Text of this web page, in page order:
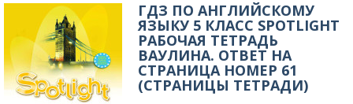
ГДЗ ПО АНГЛИЙСКОМУ
ЯЗЫКУ 5 КЛАСС SPOTLIGHT
РАБОЧАЯ ТЕТРАДЬ
ВАУЛИНА. ОТВЕТ НА
СТРАНИЦА НОМЕР 61
(СТРАНИЦЫ ТЕТРАДИ)